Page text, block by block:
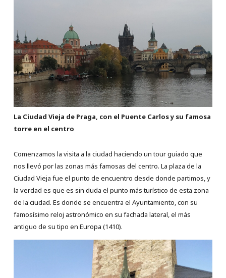
La Ciudad Vieja de Praga, con el Puente Carlos y su famosa
torre en el centro
Comenzamos la visita a la ciudad haciendo un tour guiado que
nos llevó por las zonas más famosas del centro. La plaza de la
Ciudad Vieja fue el punto de encuentro desde donde partimos, y
la verdad es que es sin duda el punto más turístico de esta zona
de la ciudad. Es donde se encuentra el Ayuntamiento, con su
famosísimo reloj astronómico en su fachada lateral, el más
antiguo de su tipo en Europa (1410).